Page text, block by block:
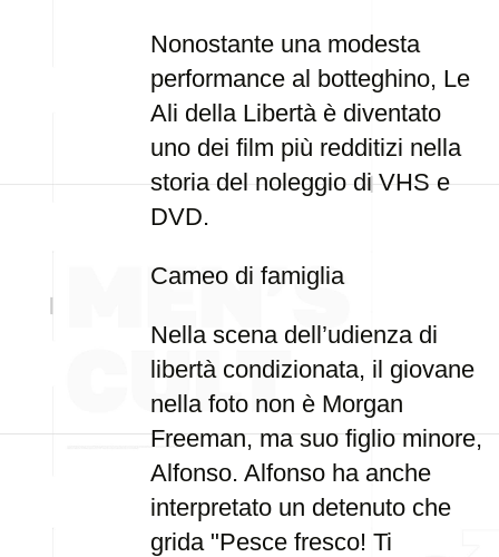
Nonostante una modesta
performance al botteghino, Le
Ali della Libertà è diventato
uno dei film più redditizi nella
storia del noleggio di VHS e
DVD.
Cameo di famiglia
Nella scena dell’udienza di
libertà condizionata, il giovane
nella foto non è Morgan
Freeman, ma suo figlio minore,
Alfonso. Alfonso ha anche
interpretato un detenuto che
grida "Pesce fresco! Ti